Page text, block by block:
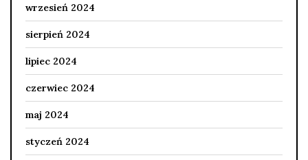
wrzesień 2024
sierpień 2024
lipiec 2024
czerwiec 2024
maj 2024
styczeń 2024